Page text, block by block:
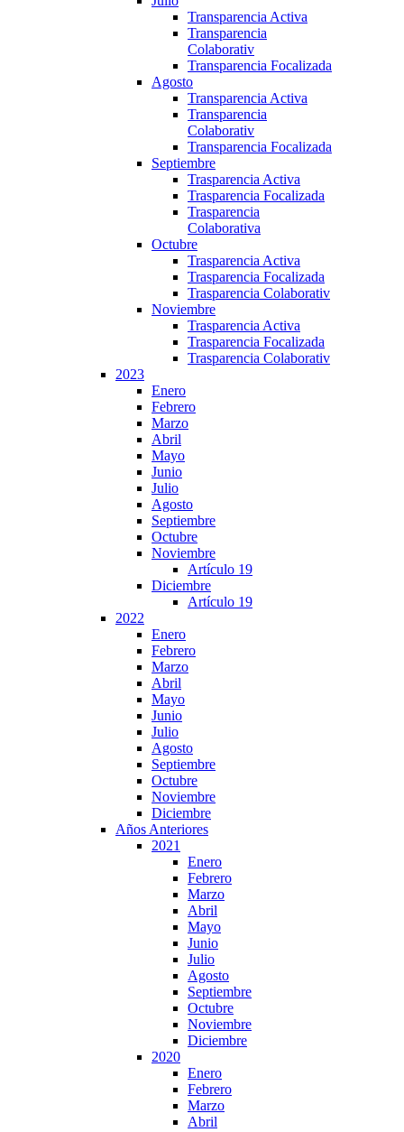
Transparencia Activa
Transparencia
Colaborativ
Transparencia Focalizada
Agosto
Transparencia Activa
Transparencia
Colaborativ
Transparencia Focalizada
Septiembre
Trasparencia Activa
Trasparencia Focalizada
Trasparencia
Colaborativa
Octubre
Trasparencia Activa
Trasparencia Focalizada
Trasparencia Colaborativ
Noviembre
Trasparencia Activa
Trasparencia Focalizada
Trasparencia Colaborativ
2023
Enero
Febrero
Marzo
Abril
Mayo
Junio
Julio
Agosto
Septiembre
Octubre
Noviembre
Artículo 19
Diciembre
Artículo 19
2022
Enero
Febrero
Marzo
Abril
Mayo
Junio
Julio
Agosto
Septiembre
Octubre
Noviembre
Diciembre
Años Anteriores
2021
Enero
Febrero
Marzo
Abril
Mayo
Junio
Julio
Agosto
Septiembre
Octubre
Noviembre
Diciembre
2020
Enero
Febrero
Marzo
Abril